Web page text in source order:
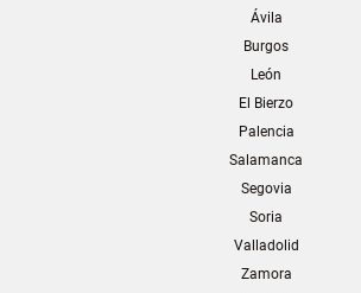
Ávila
Burgos
León
El Bierzo
Palencia
Salamanca
Segovia
Soria
Valladolid
Zamora